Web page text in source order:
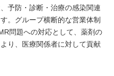
予防・診断・治療の感染関連
。グループ横断的な営業体制
問題への対応として、薬剤の
り、医療関係者に対して貢献